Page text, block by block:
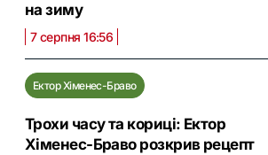
на зиму
7 серпня 16:56
Ектор Хіменес-Браво
Трохи часу та кориці: Ектор
Хіменес-Браво розкрив рецепт